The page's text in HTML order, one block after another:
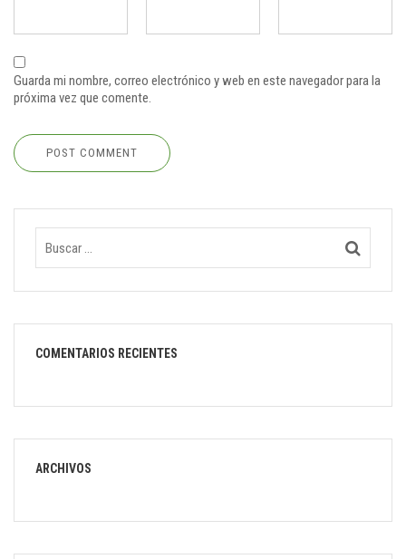
Guarda mi nombre, correo electrónico y web en este navegador para la
próxima vez que comente.
POST COMMENT
COMENTARIOS RECIENTES
ARCHIVOS